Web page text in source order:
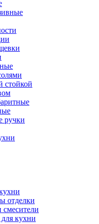
стойкой
ручки
отделки
кухни